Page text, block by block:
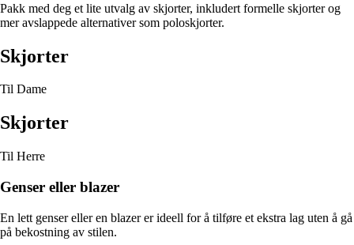
Pakk med deg et lite utvalg av skjorter, inkludert formelle skjorter og
mer avslappede alternativer som poloskjorter.
Skjorter
Til Dame
Skjorter
Til Herre
Genser eller blazer
En lett genser eller en blazer er ideell for å tilføre et ekstra lag uten å gå
på bekostning av stilen.